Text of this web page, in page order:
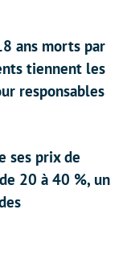
ans morts par
tiennent les
responsables
ses prix de
20 à 40 %, un